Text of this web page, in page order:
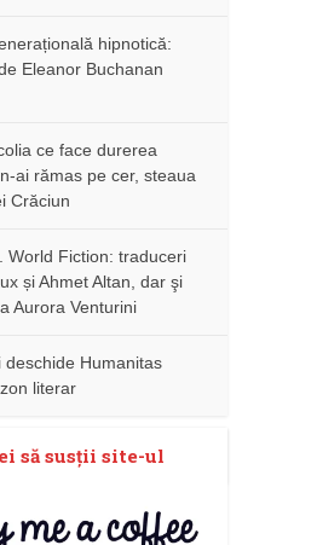
hipnotică:
Eleanor Buchanan
ce face durerea
ai rămas pe cer, steaua
Crăciun
World Fiction: traduceri
și Ahmet Altan, dar şi
Aurora Venturini
deschide Humanitas
literar
să susţii site-ul